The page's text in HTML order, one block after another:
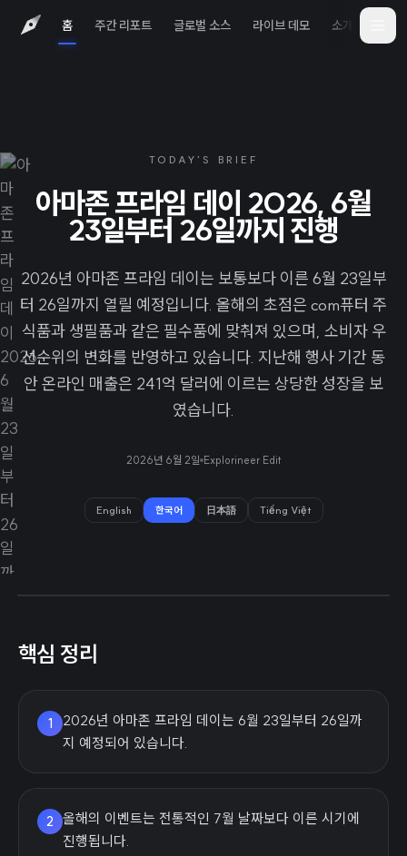
홈 주간 리포트 글로벌 소스 라이브 데모 소개
TODAY'S BRIEF
아마존 프라임 데이 2026, 6월
23일부터 26일까지 진행
2026년 아마존 프라임 데이는 보통보다 이른 6월 23일부
터 26일까지 열릴 예정입니다. 올해의 초점은 com퓨터 주
식품과 생필품과 같은 필수품에 맞춰져 있으며, 소비자 우
선순위의 변화를 반영하고 있습니다. 지난해 행사 기간 동
안 온라인 매출은 241억 달러에 이르는 상당한 성장을 보
였습니다.
2026년 6월 2일 Explorineer Edit
English 한국어 日本語 Tiếng Việt
핵심 정리
1
2026년 아마존 프라임 데이는 6월 23일부터 26일까
지 예정되어 있습니다.
2
올해의 이벤트는 전통적인 7월 날짜보다 이른 시기에
진행됩니다.